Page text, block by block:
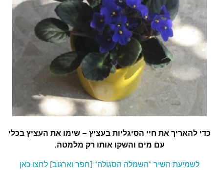
עצות סבתא
סבתא מספרת
קשר משפחתי
פינת הנכד
כתבו אלינו
כדי להאריך את חיי הסיגליות בעציץ – שימו את העציץ בכלי
עם מים והשקו אותו רק מלמטה.
לשמיעת השיר "השמלה הסגולה" [חפר וארגוב] לחצו כאן